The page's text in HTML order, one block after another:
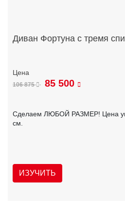
Диван Фортуна с тремя
106 875 85 500
Сделаем ЛЮБОЙ РАЗМЕР! Цена
см.
ИЗУЧИТЬ